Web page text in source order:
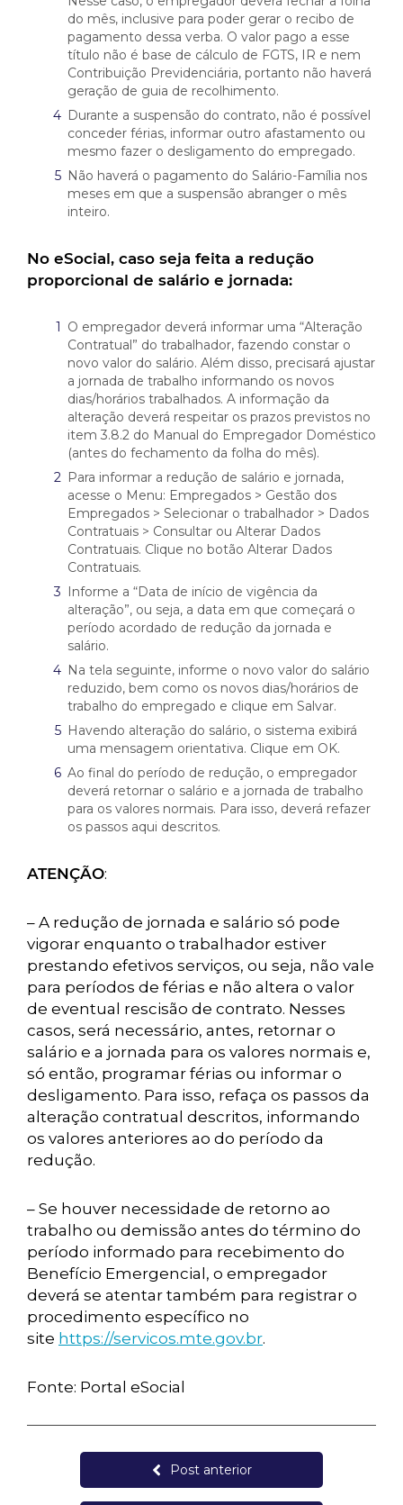
do mês, inclusive para poder gerar o recibo de
pagamento dessa verba. O valor pago a esse
título não é base de cálculo de FGTS, IR e nem
Contribuição Previdenciária, portanto não haverá
geração de guia de recolhimento.
Durante a suspensão do contrato, não é possível
conceder férias, informar outro afastamento ou
mesmo fazer o desligamento do empregado.
Não haverá o pagamento do Salário-Família nos
meses em que a suspensão abranger o mês
inteiro.
No eSocial, caso seja feita a redução
proporcional de salário e jornada:
O empregador deverá informar uma “Alteração
Contratual” do trabalhador, fazendo constar o
novo valor do salário. Além disso, precisará ajustar
a jornada de trabalho informando os novos
dias/horários trabalhados. A informação da
alteração deverá respeitar os prazos previstos no
item 3.8.2 do Manual do Empregador Doméstico
(antes do fechamento da folha do mês).
Para informar a redução de salário e jornada,
acesse o Menu: Empregados > Gestão dos
Empregados > Selecionar o trabalhador > Dados
Contratuais > Consultar ou Alterar Dados
Contratuais. Clique no botão Alterar Dados
Contratuais.
Informe a “Data de início de vigência da
alteração”, ou seja, a data em que começará o
período acordado de redução da jornada e
salário.
Na tela seguinte, informe o novo valor do salário
reduzido, bem como os novos dias/horários de
trabalho do empregado e clique em Salvar.
Havendo alteração do salário, o sistema exibirá
uma mensagem orientativa. Clique em OK.
Ao final do período de redução, o empregador
deverá retornar o salário e a jornada de trabalho
para os valores normais. Para isso, deverá refazer
os passos aqui descritos.
ATENÇÃO:
– A redução de jornada e salário só pode
vigorar enquanto o trabalhador estiver
prestando efetivos serviços, ou seja, não vale
para períodos de férias e não altera o valor
de eventual rescisão de contrato. Nesses
casos, será necessário, antes, retornar o
salário e a jornada para os valores normais e,
só então, programar férias ou informar o
desligamento. Para isso, refaça os passos da
alteração contratual descritos, informando
os valores anteriores ao do período da
redução.
– Se houver necessidade de retorno ao
trabalho ou demissão antes do término do
período informado para recebimento do
Benefício Emergencial, o empregador
deverá se atentar também para registrar o
procedimento específico no
site https://servicos.mte.gov.br.
Fonte: Portal eSocial
Post anterior